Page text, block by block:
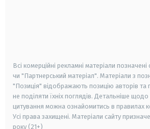
Всі комерційні рекламні матеріали
чи "Партнерський матеріал". Матеріали з
"Позиція" відображають позицію авторів та
не поділяти їхніх поглядів. Детальніше
цитування можна ознайомитись в правилах
Усі права захищені. Матеріали сайту
року (21+)